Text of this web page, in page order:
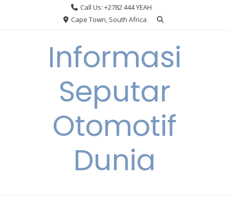
Call Us: +2782 444 YEAH
Cape Town, South Africa
Informasi
Seputar
Otomotif
Dunia